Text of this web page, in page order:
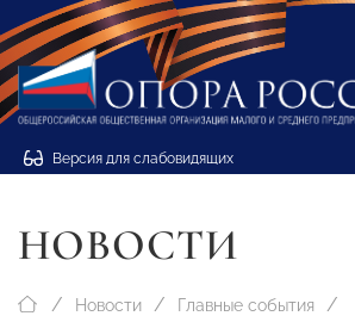
Версия для слабовидящих
НОВОСТИ
Новости Главные события